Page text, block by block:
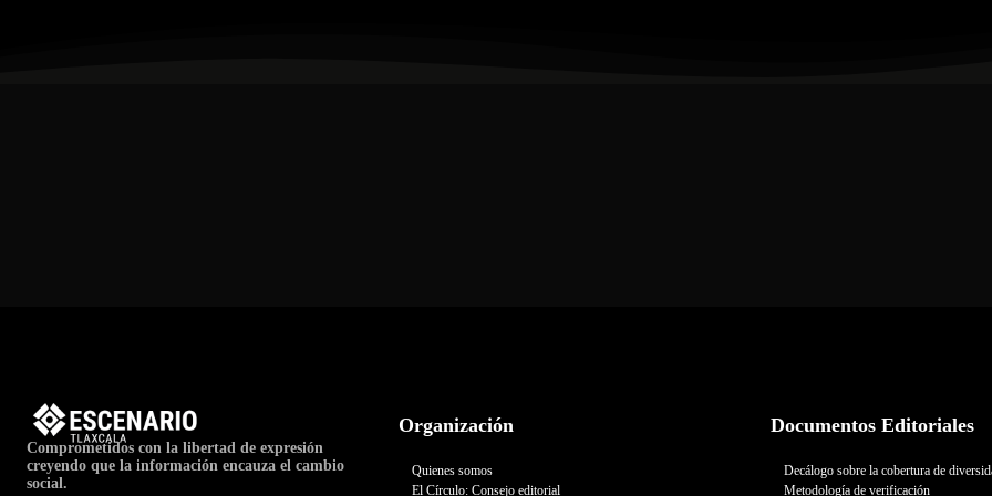
Comprometidos con la libertad de expresión
creyendo que la información encauza el cambio
social.
Organización
Quienes somos
El Círculo: Consejo editorial
Documentos Editoriales
Decálogo sobre la cobertura de
Metodología de verificación